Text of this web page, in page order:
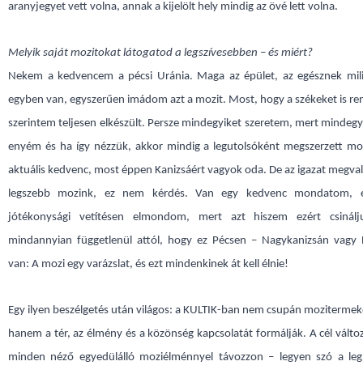
aranyjegyet vett volna, annak a kijelölt hely mindig az övé lett volna.
Melyik saját mozitokat látogatod a legszívesebben – és miért?
Nekem a kedvencem a pécsi Uránia. Maga az épület, az egésznek
egyben van, egyszerűen imádom azt a mozit. Most, hogy a székeket is
szerintem teljesen elkészült. Persze mindegyiket szeretem, mert
enyém és ha így nézzük, akkor mindig a legutolsóként megszerzett
aktuális kedvenc, most éppen Kanizsáért vagyok oda. De az igazat
legszebb mozink, ez nem kérdés. Van egy kedvenc mondatom,
jótékonysági vetítésen elmondom, mert azt hiszem ezért
mindannyian függetlenül attól, hogy ez Pécsen – Nagykanizsán vagy
van: A mozi egy varázslat, és ezt mindenkinek át kell élnie!
Egy ilyen beszélgetés után világos: a KULTIK-ban nem csupán
hanem a tér, az élmény és a közönség kapcsolatát formálják. A cél
minden néző egyedülálló moziélménnyel távozzon – legyen szó a